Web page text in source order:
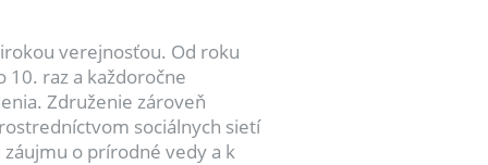
verejnosťou. Od roku
10. raz a každoročne
Združenie zároveň
sociálnych sietí
o prírodné vedy a k